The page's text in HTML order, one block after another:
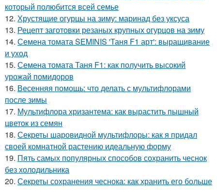
который полюбится всей семье
12. Хрустящие огурцы на зиму: маринад без уксуса
13. Рецепт заготовки резаных крупных огурцов на зиму
14. Семена томата SEMINIS 'Таня F1 арт': выращивание
и уход
15. Семена томата Таня F1: как получить высокий
урожай помидоров
16. Весенняя помощь: что делать с мультифлорами
после зимы
17. Мультифлора хризантема: как вырастить пышный
цветок из семян
18. Секреты шаровидной мультифлоры: как я придал
своей комнатной растению идеальную форму
19. Пять самых популярных способов сохранить чеснок
без холодильника
20. Секреты сохранения чеснока: как хранить его больше